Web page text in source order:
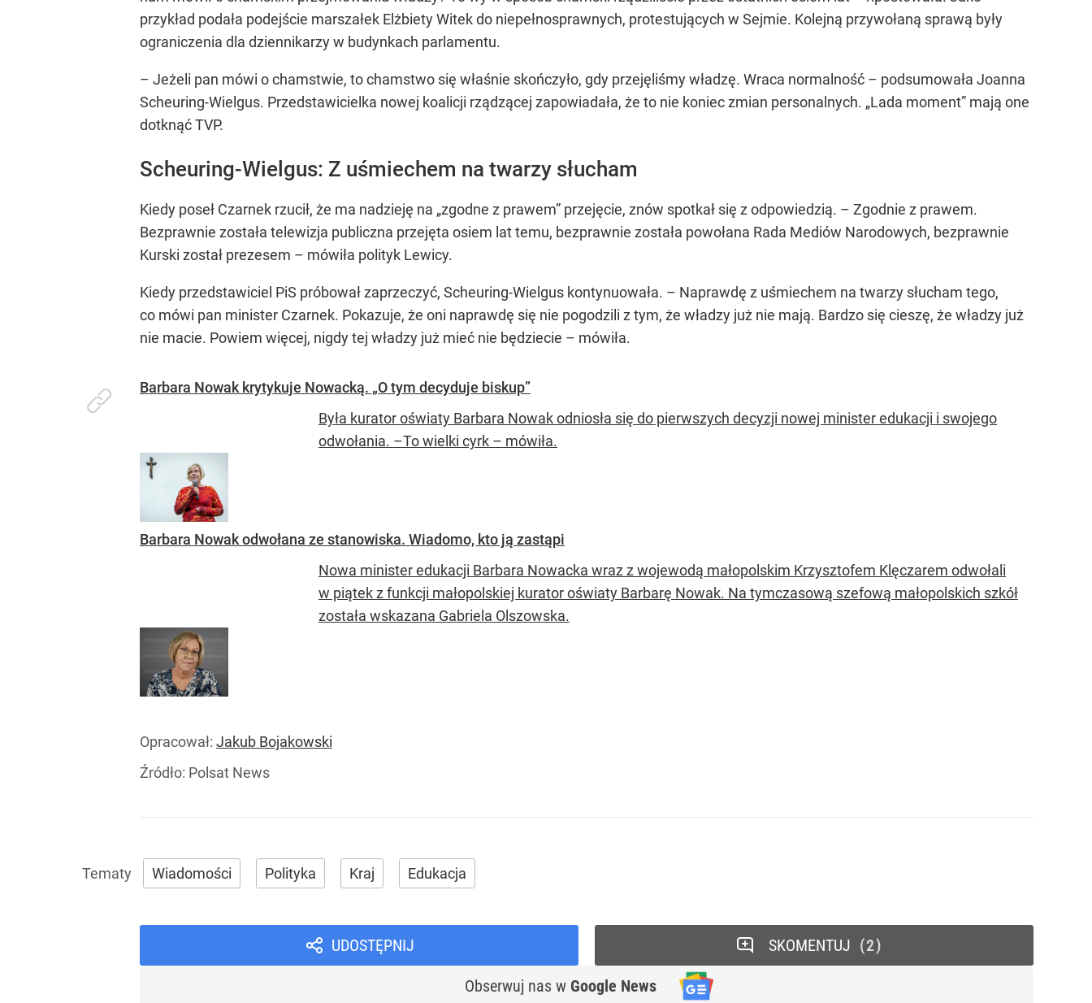
przykład podała podejście marszałek Elżbiety Witek do niepełnosprawnych, protestujących w Sejmie. Kolejną przywołaną sprawą były
ograniczenia dla dziennikarzy w budynkach parlamentu.
– Jeżeli pan mówi o chamstwie, to chamstwo się właśnie skończyło, gdy przejęliśmy władzę. Wraca normalność – podsumowała Joanna
Scheuring-Wielgus. Przedstawicielka nowej koalicji rządzącej zapowiadała, że to nie koniec zmian personalnych. „Lada moment” mają one
dotknąć TVP.
Scheuring-Wielgus: Z uśmiechem na twarzy słucham
Kiedy poseł Czarnek rzucił, że ma nadzieję na „zgodne z prawem” przejęcie, znów spotkał się z odpowiedzią. – Zgodnie z prawem.
Bezprawnie została telewizja publiczna przejęta osiem lat temu, bezprawnie została powołana Rada Mediów Narodowych, bezprawnie
Kurski został prezesem – mówiła polityk Lewicy.
Kiedy przedstawiciel PiS próbował zaprzeczyć, Scheuring-Wielgus kontynuowała. – Naprawdę z uśmiechem na twarzy słucham tego,
co mówi pan minister Czarnek. Pokazuje, że oni naprawdę się nie pogodzili z tym, że władzy już nie mają. Bardzo się cieszę, że władzy już
nie macie. Powiem więcej, nigdy tej władzy już mieć nie będziecie – mówiła.
Barbara Nowak krytykuje Nowacką. „O tym decyduje biskup”
Była kurator oświaty Barbara Nowak odniosła się do pierwszych decyzji nowej minister edukacji i swojego
odwołania. –To wielki cyrk – mówiła.
Barbara Nowak odwołana ze stanowiska. Wiadomo, kto ją zastąpi
Nowa minister edukacji Barbara Nowacka wraz z wojewodą małopolskim Krzysztofem Klęczarem odwołali
w piątek z funkcji małopolskiej kurator oświaty Barbarę Nowak. Na tymczasową szefową małopolskich szkół
została wskazana Gabriela Olszowska.
Opracował: Jakub Bojakowski
Źródło: Polsat News
Wiadomości Polityka Kraj Edukacja
UDOSTĘPNIJ
Obserwuj nas w Google News
SKOMENTUJ 2